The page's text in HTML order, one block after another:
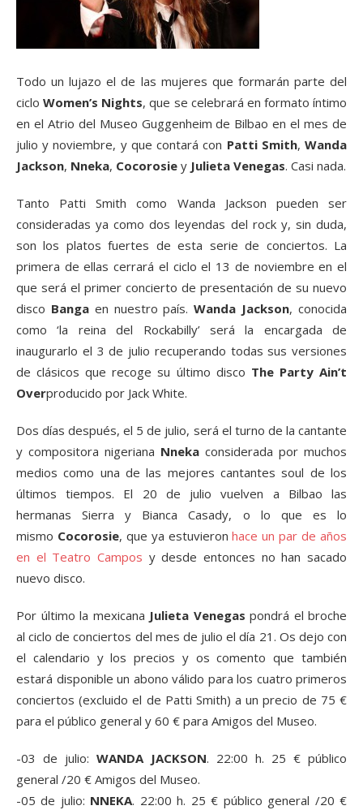
Todo un lujazo el de las mujeres que formarán parte del
cicloWomen’s Nights, que se celebrará en formato íntimo
en el Atrio del Museo Guggenheim de Bilbao en el mes de
julio y noviembre, y que contará con Patti Smith,Wanda
Jackson, Nneka, Cocorosie y Julieta Venegas. Casi nada.
Tanto Patti Smith como Wanda Jackson pueden ser
consideradas ya como dos leyendas del rock y, sin duda,
son los platos fuertes de esta serie de conciertos. La
primera de ellas cerrará el ciclo el 13 de noviembre en el
que será el primer concierto de presentación de su nuevo
disco Bangaen nuestro país.Wanda Jackson, conocida
como ‘la reina del Rockabilly’ será la encargada de
inaugurarlo el 3 de julio recuperando todas sus versiones
de clásicos que recoge su último disco The Party Ain’t
Overproducido por Jack White.
Dos días después, el 5 de julio, será el turno de la cantante
y compositora nigeriana Nneka considerada por muchos
medios como una de las mejores cantantes soul de los
últimos tiempos. El 20 de julio vuelven a Bilbao las
hermanas Sierra y Bianca Casady, o lo que es lo
mismo Cocorosie, que ya estuvieronhace un par de años
en el Teatro Campos y desde entonces no han sacado
nuevo disco.
Por último la mexicana Julieta Venegas pondrá el broche
al ciclo de conciertos del mes de julio el día 21. Os dejo con
el calendario y los precios y os comento que también
estará disponible un abono válido para los cuatro primeros
conciertos (excluido el de Patti Smith) a un precio de 75 €
para el público general y 60 € para Amigos del Museo.
-03 de julio: WANDA JACKSON. 22:00 h. 25 € público
general /20 € Amigos del Museo.
-05 de julio: NNEKA. 22:00 h. 25 € público general /20 €